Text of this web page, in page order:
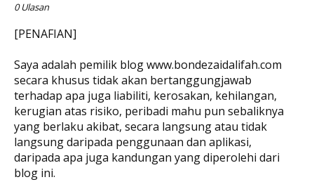
0 Ulasan
[PENAFIAN]
Saya adalah pemilik blog www.bondezaidalifah.com
secara khusus tidak akan bertanggungjawab
terhadap apa juga liabiliti, kerosakan, kehilangan,
kerugian atas risiko, peribadi mahu pun sebaliknya
yang berlaku akibat, secara langsung atau tidak
langsung daripada penggunaan dan aplikasi,
daripada apa juga kandungan yang diperolehi dari
blog ini.